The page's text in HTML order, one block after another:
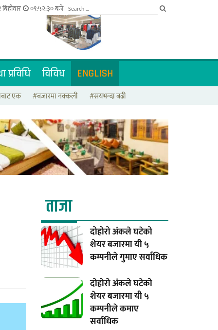
०९:५२:३१ बजे
प्रविधि विविध ENGLISH
एक #बजारमा नक्कली #सयभन्दा बढी
ताजा
दोहोरो अंकले घटेको
शेयर बजारमा यी ५
कम्पनीले गुमाए सर्वाधिक
दोहोरो अंकले घटेको
शेयर बजारमा यी ५
कम्पनीले कमाए
सर्वाधिक